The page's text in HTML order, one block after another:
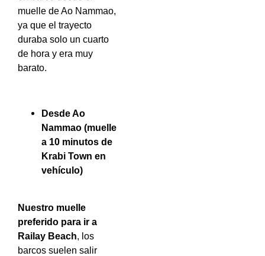
muelle de Ao Nammao,
ya que el trayecto
duraba solo un cuarto
de hora y era muy
barato.
Desde Ao
Nammao (muelle
a 10 minutos de
Krabi Town en
vehículo)
Nuestro muelle
preferido para ir a
Railay Beach, los
barcos suelen salir